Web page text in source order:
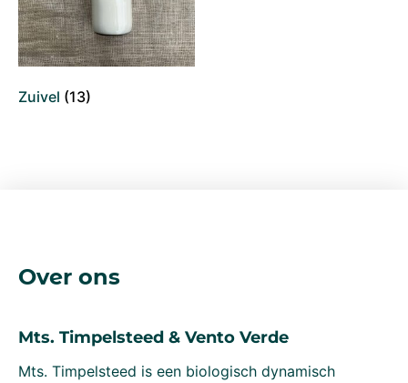
Zuivel (13)
Over ons
Mts. Timpelsteed & Vento Verde
Mts. Timpelsteed is een biologisch dynamisch